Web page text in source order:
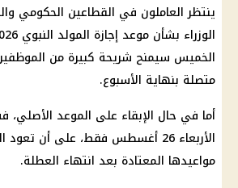
ينتظر العاملون في القطاعين الحكومي
الخميس سيمنح شريحة كبيرة من
متصلة بنهاية الأسبوع.
أما في حال الإبقاء على الموعد الأصلي،
الأربعاء 26 أغسطس فقط، على أن
مواعيدها المعتادة بعد انتهاء العطلة.